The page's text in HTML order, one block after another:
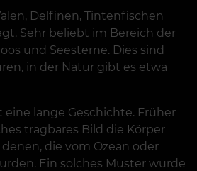
Delfinen, Tintenfischen
Sehr beliebt im Bereich der
und Seesterne. Dies sind
in der Natur gibt es etwa
eine lange Geschichte. Früher
tragbares Bild die Körper
die vom Ozean oder
Ein solches Muster wurde